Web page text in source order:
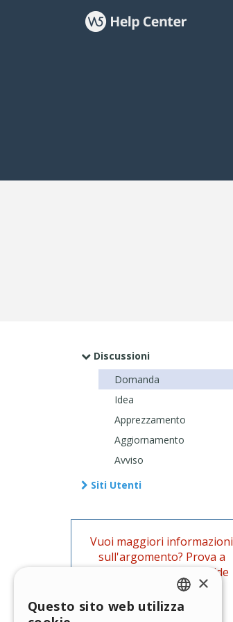
Discussioni
Domanda
Idea
Apprezzamento
Aggiornamento
Avviso
Siti Utenti
Vuoi maggiori informazioni
sull'argomento? Prova a
cercare anche tra le Guide
ufficiali di WebSite X5.
Vai alle Guide
ENGLISH
×
Questo sito web utilizza